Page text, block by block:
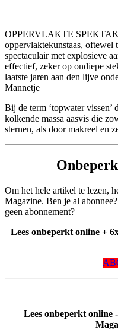
OPPERVLAKTE
oppervlaktekunstaas, oftewel
spectaculair met explosieve
effectief, zeker op ondiepe
laatste jaren aan den lijve
Mannetje
Bij de term ‘topwater vissen’
kolkende massa aasvis die
sternen, als door makreel en
Om het hele artikel te lezen,
Magazine. Ben je al abonnee?
geen abonnement?
Lees onbeperkt online +
Lees onbeperkt online